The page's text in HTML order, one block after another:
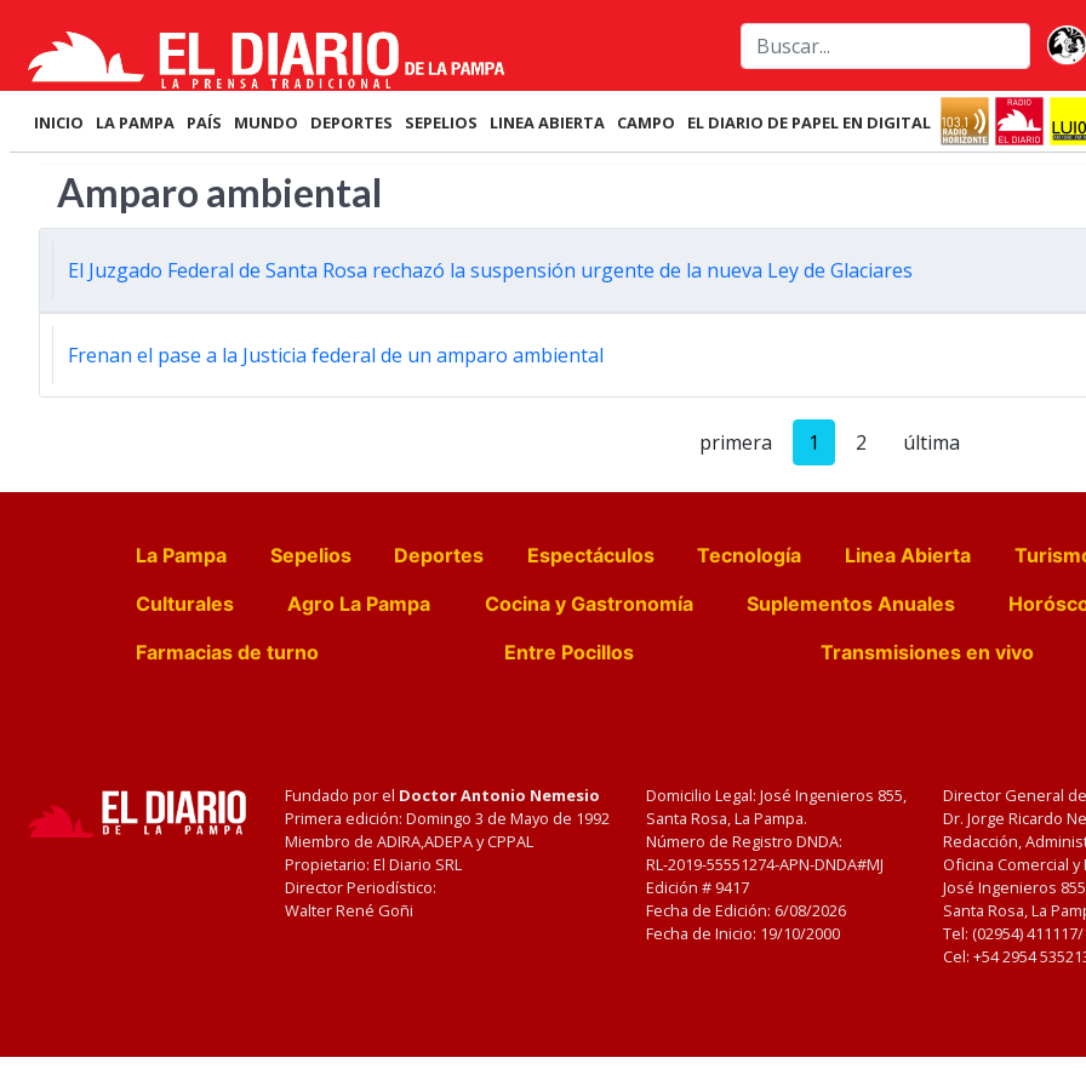
INICIO LA PAMPA PAÍS MUNDO DEPORTES SEPELIOS LINEA ABIERTA CAMPO EL DIARIO DE PAPEL EN DIGITAL
Amparo ambiental
El Juzgado Federal de Santa Rosa rechazó la suspensión urgente de la nueva Ley de Glaciares
Frenan el pase a la Justicia federal de un amparo ambiental
primera 1 2 última
La Pampa Sepelios Deportes Espectáculos Tecnología Linea Abierta
Culturales
Agro La Pampa Cocina y Gastronomía Suplementos Anuales
Farmacias de turno
Entre Pocillos Transmisiones en vivo
Fundado por el Doctor Antonio Nemesio
Primera edición: Domingo 3 de Mayo de 1992
Miembro de ADIRA,ADEPA y CPPAL
Propietario: El Diario SRL
Director Periodístico:
Walter René Goñi
Domicilio Legal: José Ingenieros 855,
Santa Rosa, La Pampa.
Número de Registro DNDA:
RL-2019-55551274-APN-DNDA#MJ
Edición # 9417
Fecha de Edición: 6/08/2026
Fecha de Inicio: 19/10/2000
Director General
Dr. Jorge Ricardo
Redacción,
Oficina Comercial
José Ingenieros
Santa Rosa, La
Tel: (02954)
Cel: +54 2954